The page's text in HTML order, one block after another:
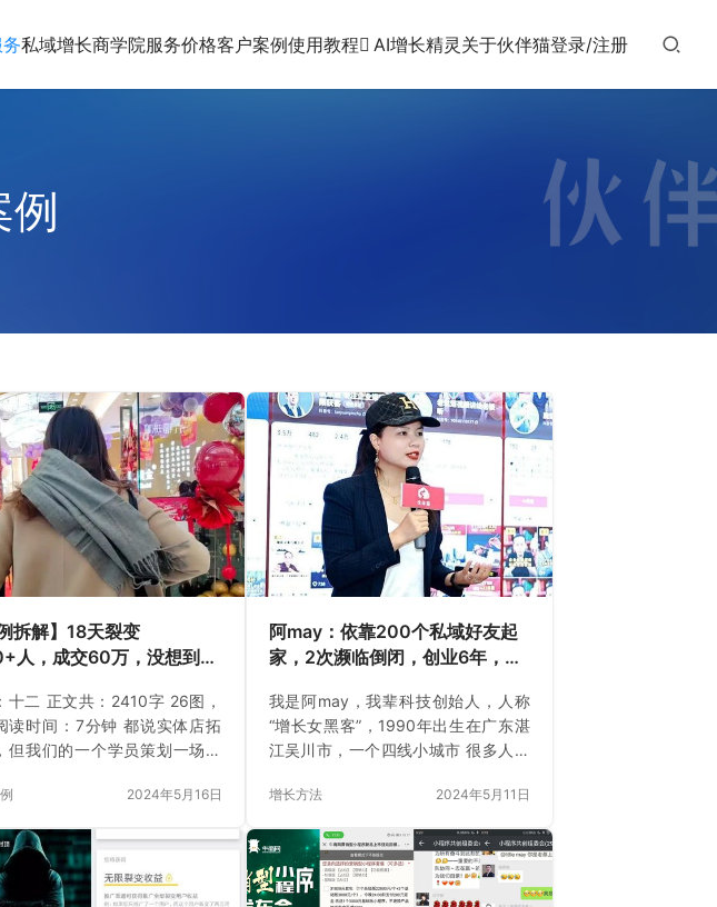
私域增长商学院服务价格客户案例使用教程 AI增长精灵 关于伙伴猫登录/注册
例
例拆解】18天裂变
人，成交60万，没想到实
十二 正文共：2410字 26图，
读时间：7分钟 都说实体店拓
但我们的一个学员策划一场线
店裂变了1800多人，最终成交
怎么做到的吧！ 活动背景 我们
孟大侠的朋友在西宁做珠宝策
近过年要做到 50万业绩，但天
2024年5月16日
阿may：依靠200个私域好友起
家，2次濒临倒闭，创业6年，我
我是阿may，我辈科技创始人，人称
“增长女黑客”，1990年出生在广东湛
江吴川市，一个四线小城市 很多人知
做一场私域裂变增长活动，3天获客
个运营圈 创业6年来，我一直深耕于
私域裂变增长，累计服务了科大讯
飞、群响、混沌、车海洋、易仓、盘
增长方法 2024年5月11日